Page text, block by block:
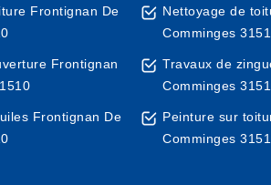
Frontignan De
Frontignan
Frontignan De
Nettoyage de
Comminges
Travaux de
Comminges
Peinture sur
Comminges